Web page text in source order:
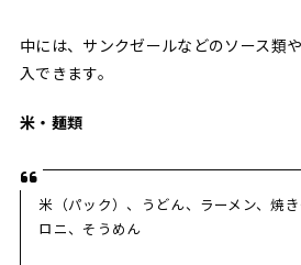
中には、サンクゼールなどのソース類
入できます。
米・麺類
米（パック）、うどん、ラーメン、焼
ロニ、そうめん